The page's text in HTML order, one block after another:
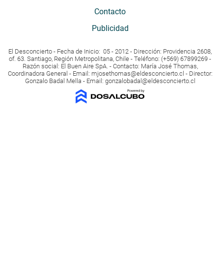
Contacto
Publicidad
El Desconcierto - Fecha de Inicio: 05 - 2012 - Dirección: Providencia 2608,
of. 63. Santiago, Región Metropolitana, Chile - Teléfono: (+569) 67899269 -
Razón social: El Buen Aire SpA. - Contacto: María José Thomas,
Coordinadora General - Email: mjosethomas@eldesconcierto.cl - Director:
Gonzalo Badal Mella - Email: gonzalobadal@eldesconcierto.cl